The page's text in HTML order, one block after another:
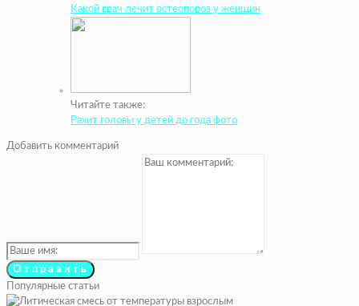
Какой врач лечит остеопороз у женщин
Читайте также:
Рахит головы у детей до года фото
Добавить комментарий
Популярные статьи